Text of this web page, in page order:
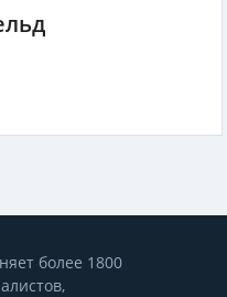
более 1800